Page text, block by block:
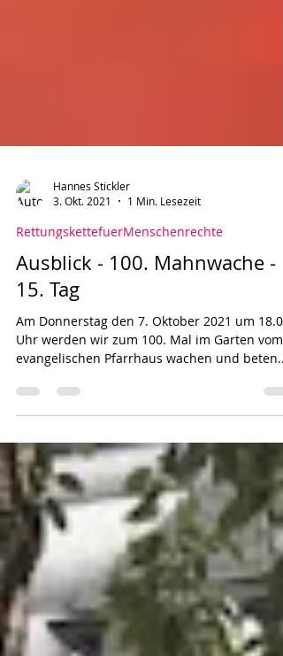
Hannes Stickler
3. Okt. 2021
1 Min. Lesezeit
RettungskettefuerMenschenrechte
Ausblick - 100. Mahnwache -
15. Tag
Am Donnerstag den 7. Oktober 2021 um 18.00
Wir werden...